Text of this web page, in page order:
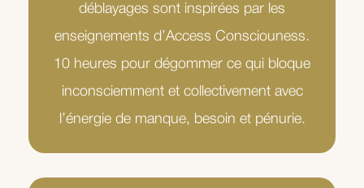
déblayages sont inspirées par les
enseignements d’Access Consciouness.
10 heures pour dégommer ce qui bloque
inconsciemment et collectivement avec
l’énergie de manque, besoin et pénurie.